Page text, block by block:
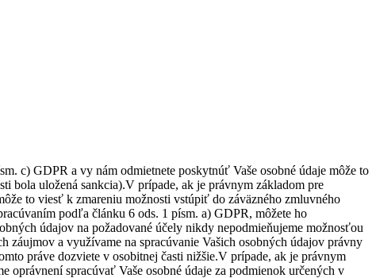
c) GDPR a vy nám odmietnete poskytnúť Vaše osobné údaje môže to
bola uložená sankcia).V prípade, ak je právnym základom pre
to viesť k zmareniu možnosti vstúpiť do záväzného zmluvného
podľa článku 6 ods. 1 písm. a) GDPR, môžete ho
údajov na požadované účely nikdy nepodmieňujeme možnosťou
a využívame na spracúvanie Vašich osobných údajov právny
práve dozviete v osobitnej časti nižšie.V prípade, ak je právnym
oprávnení spracúvať Vaše osobné údaje za podmienok určených v